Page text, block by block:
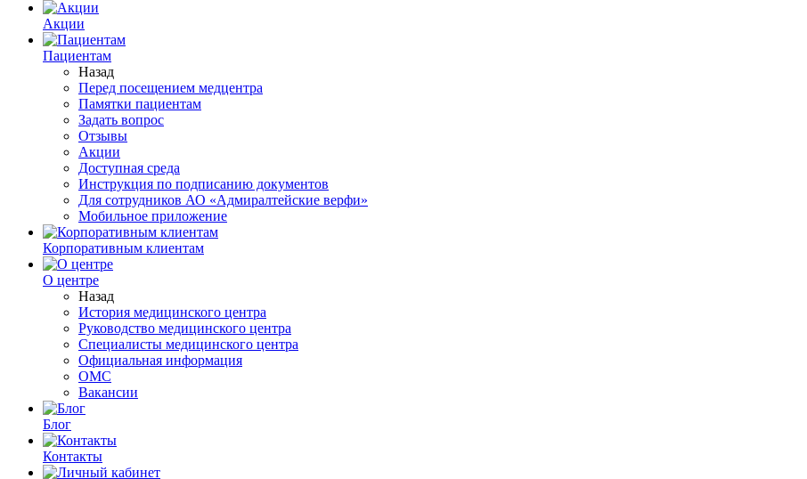
Акции
Пациентам
Назад
Перед посещением медцентра
Памятки пациентам
Задать вопрос
Отзывы
Акции
Доступная среда
Инструкция по подписанию документов
Для сотрудников АО «Адмиралтейские верфи»
Мобильное приложение
Корпоративным клиентам
О центре
Назад
История медицинского центра
Руководство медицинского центра
Специалисты медицинского центра
Официальная информация
ОМС
Вакансии
Блог
Контакты